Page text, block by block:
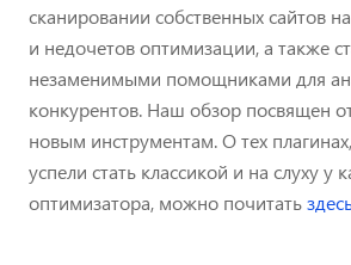
сканировании собственных сайтов
и недочетов оптимизации, а также
незаменимыми помощниками для
конкурентов. Наш обзор посвящен
новым инструментам. О тех
успели стать классикой и на слуху у
оптимизатора, можно почитать